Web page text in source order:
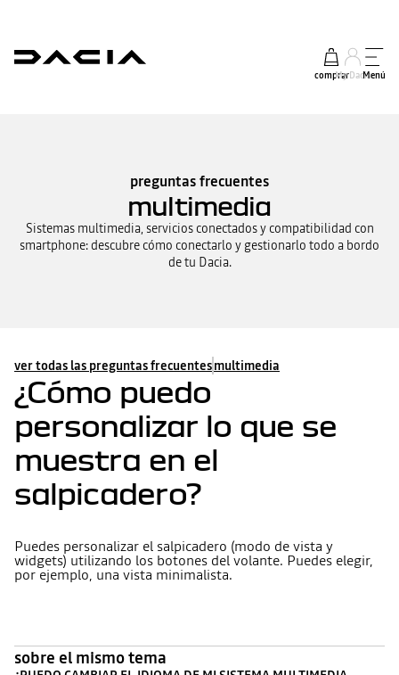
comprarMy DaciaMenú
preguntas frecuentes
multimedia
Sistemas multimedia, servicios conectados y compatibilidad con
smartphone: descubre cómo conectarlo y gestionarlo todo a bordo
de tu Dacia.
ver todas las preguntas frecuentesmultimedia
¿Cómo puedo
personalizar lo que se
muestra en el
salpicadero?
Puedes personalizar el salpicadero (modo de vista y
widgets) utilizando los botones del volante. Puedes elegir,
por ejemplo, una vista minimalista.
sobre el mismo tema